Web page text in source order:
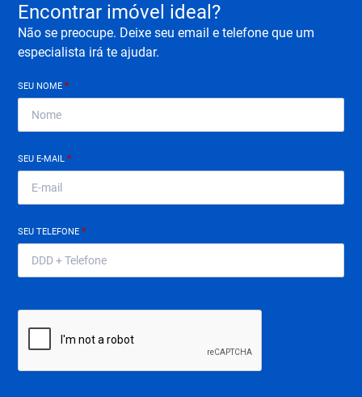
Encontrar imóvel ideal?
Não se preocupe. Deixe seu email e telefone que um
especialista irá te ajudar.
SEU NOME*
SEU E-MAIL*
SEU TELEFONE*